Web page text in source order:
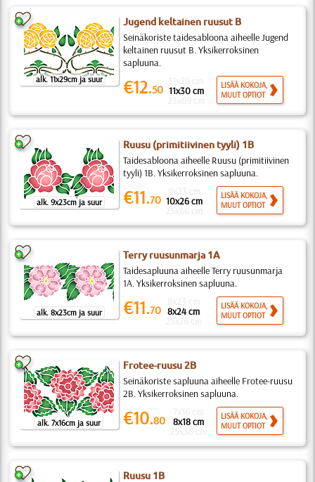
alk. 11x29cm ja suur
Jugend keltainen ruusut B
Seinäkoriste taidesabloona aiheelle Jugend
keltainen ruusut B. Yksikerroksinen
sapluuna.
€12.50 11x30 cm
LISÄÄ KOKOJA,
MUUT OPTIOT
alk. 9x23cm ja suur
Ruusu (primitiivinen tyyli) 1B
Taidesabloona aiheelle Ruusu (primitiivinen
tyyli) 1B. Yksikerroksinen sapluuna.
€11.70 10x26 cm
LISÄÄ KOKOJA,
MUUT OPTIOT
alk. 8x23cm ja suur
Terry ruusunmarja 1A
Taidesapluuna aiheelle Terry ruusunmarja
1A. Yksikerroksinen sapluuna.
€11.70 8x24 cm
LISÄÄ KOKOJA,
MUUT OPTIOT
alk. 7x16cm ja suur
Frotee-ruusu 2B
Seinäkoriste sapluuna aiheelle Frotee-ruusu
2B. Yksikerroksinen sapluuna.
€10.80 8x18 cm
LISÄÄ KOKOJA,
MUUT OPTIOT
Ruusu 1B